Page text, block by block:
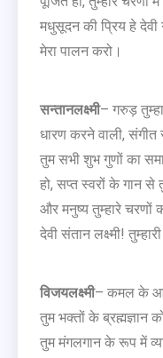
मधुसूदन की प्रिय हे देवी
मेरा पालन करो।
सन्तानलक्ष्मी– गरुड़
धारण करने वाली, संगीत
तुम सभी शुभ गुणों का
हो, सप्त स्वरों के गान
और मनुष्य तुम्हारे चरणों
देवी संतान लक्ष्मी!
विजयलक्ष्मी– कमल के
तुम भक्तों के ब्रह्मज्ञान
तुम मंगलगान के रूप में